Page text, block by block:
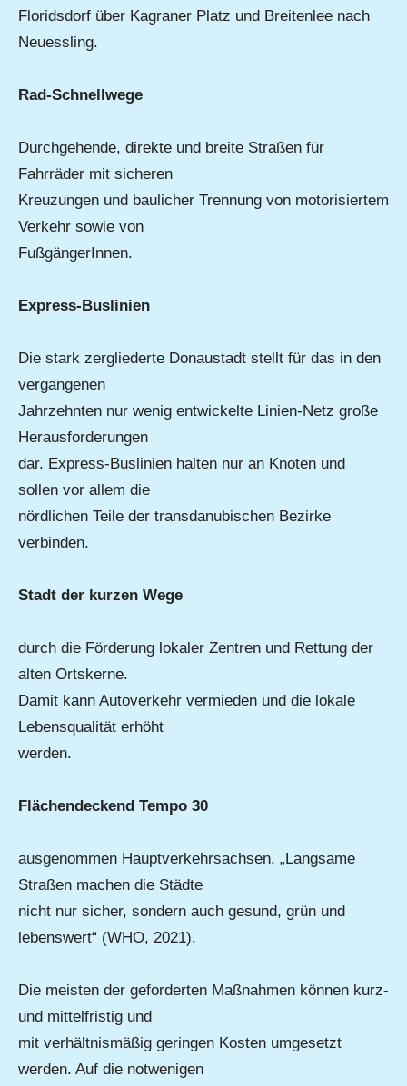
Floridsdorf über Kagraner Platz und Breitenlee nach
Neuessling.
Rad-Schnellwege
Durchgehende, direkte und breite Straßen für
Fahrräder mit sicheren
Kreuzungen und baulicher Trennung von motorisiertem
Verkehr sowie von
FußgängerInnen.
Express-Buslinien
Die stark zergliederte Donaustadt stellt für das in den
vergangenen
Jahrzehnten nur wenig entwickelte Linien-Netz große
Herausforderungen
dar. Express-Buslinien halten nur an Knoten und
sollen vor allem die
nördlichen Teile der transdanubischen Bezirke
verbinden.
Stadt der kurzen Wege
durch die Förderung lokaler Zentren und Rettung der
alten Ortskerne.
Damit kann Autoverkehr vermieden und die lokale
Lebensqualität erhöht
werden.
Flächendeckend Tempo 30
ausgenommen Hauptverkehrsachsen. „Langsame
Straßen machen die Städte
nicht nur sicher, sondern auch gesund, grün und
lebenswert“ (WHO, 2021).
Die meisten der geforderten Maßnahmen können kurz-
und mittelfristig und
mit verhältnismäßig geringen Kosten umgesetzt
werden. Auf die notwenigen